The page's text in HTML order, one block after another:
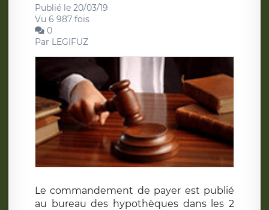
Publié le 20/03/19
Vu 6 987 fois
0
Par LEGIFUZ
Le commandement de payer est publié
au bureau des hypothèques dans les 2